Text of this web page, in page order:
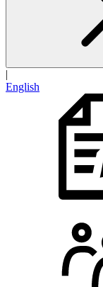
|
English